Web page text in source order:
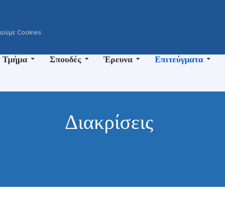
Τμήμα Σπουδές Έρευνα Επιτεύγματα
Διακρίσεις
Cookies